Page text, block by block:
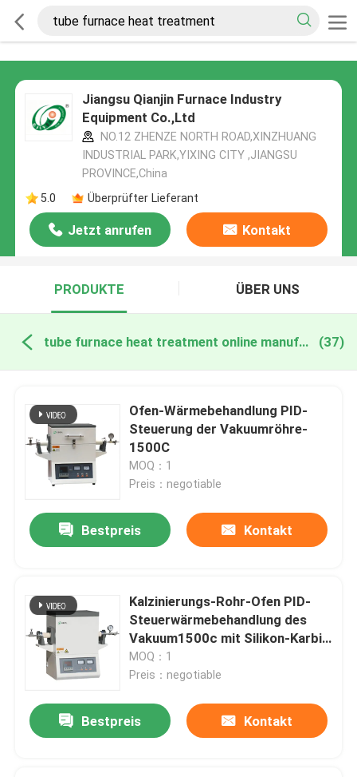
Jiangsu Qianjin Furnace Industry
Equipment Co.,Ltd
NO.12 ZHENZE NORTH ROAD,XINZHUANG
INDUSTRIAL PARK,YIXING CITY ,JIANGSU
PROVINCE,China
5.0
Überprüfter Lieferant
Jetzt anrufen Kontakt
PRODUKTE ÜBER UNS
tube furnace heat treatment online manufacture (37)
Ofen-Wärmebehandlung PID-
Steuerung der Vakuumröhre-
1500C
MOQ：1
Preis：negotiable
Bestpreis Kontakt
Kalzinierungs-Rohr-Ofen PID-
Steuerwärmebehandlung des
Vakuum1500c mit Silikon-Karbid
Rod
MOQ：1
Preis：negotiable
Bestpreis Kontakt